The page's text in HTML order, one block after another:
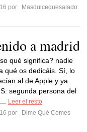
por
Masdulcequesalado
a madrid
qué significa? nadie
qué os dedicáis. Sí, lo
al de Apple y ya
segunda persona del
Leer el resto
por
Dime Qué Comes